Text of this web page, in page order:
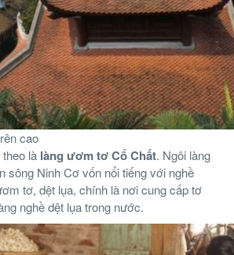
cao
là làng ươm tơ Cổ Chất. Ngôi làng
sông Ninh Cơ vốn nổi tiếng với nghề
tơ, dệt lụa, chính là nơi cung cấp tơ
nghề dệt lụa trong nước.